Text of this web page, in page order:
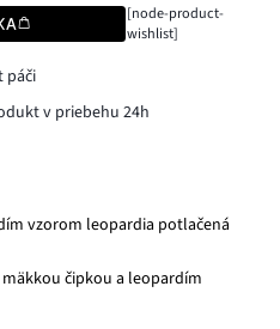
[node-product-
wishlist]
páči
v priebehu 24h
vzorom leopardia potlačená
čipkou a leopardím